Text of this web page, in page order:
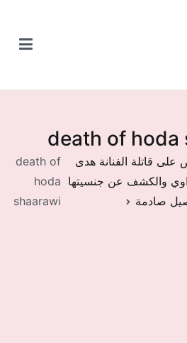
death of hoda
على قاتلة الفنانة هدى
والكشف عن جنسيتها
صادمة
death of
hoda
shaarawi